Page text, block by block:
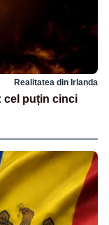
Realitatea din Irlanda
cel puțin cinci